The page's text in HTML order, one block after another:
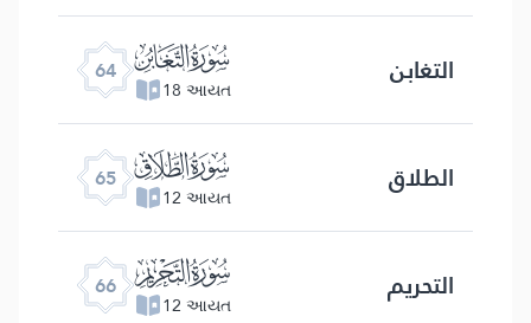
64 ﯭ
18 આયત التغابن
65 ﯮ
12 આયત الطلاق
66 ﯯ
12 આયત التحریم